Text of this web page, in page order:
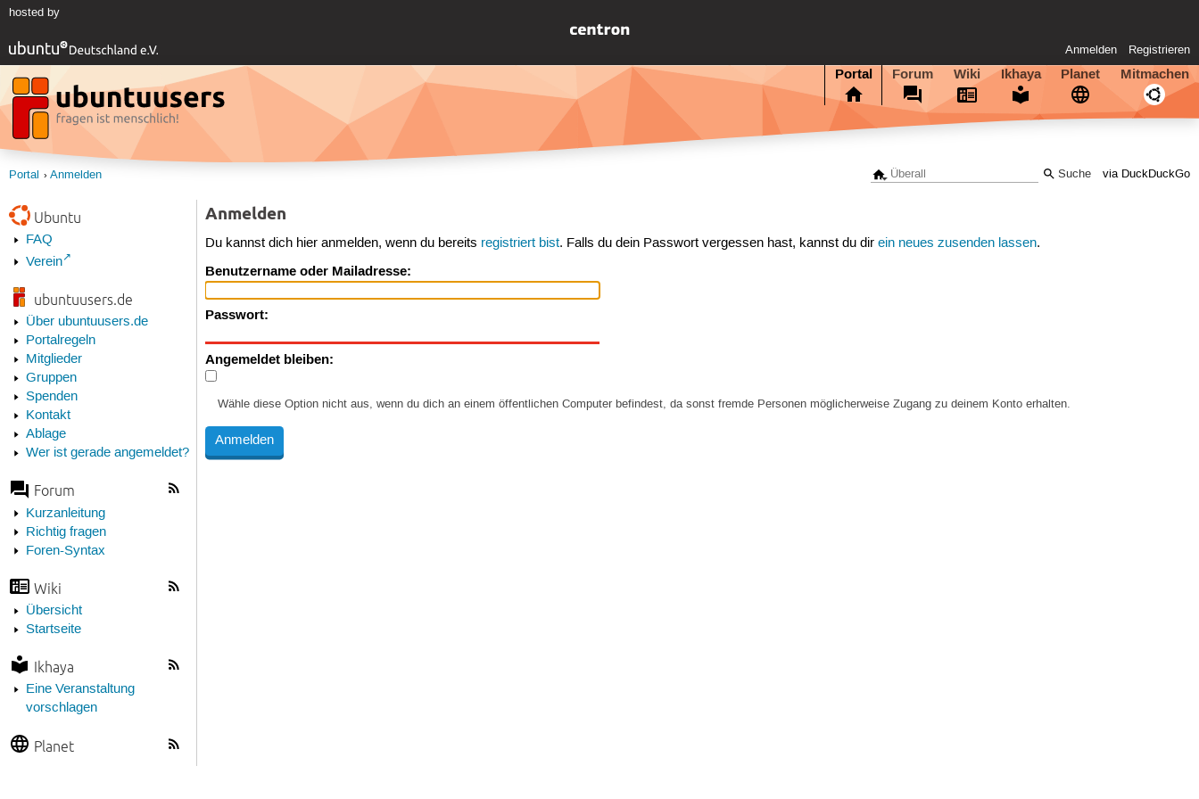
hosted by
Anmelden Registrieren
Portal Forum Wiki Ikhaya Planet Mitmachen
via DuckDuckGo
Portal Anmelden
Ubuntu
FAQ
Verein
ubuntuusers.de
Über ubuntuusers.de
Portalregeln
Mitglieder
Gruppen
Spenden
Kontakt
Ablage
Wer ist gerade angemeldet?
Forum
Kurzanleitung
Richtig fragen
Foren-Syntax
Wiki
Übersicht
Startseite
Ikhaya
Eine Veranstaltung
vorschlagen
Planet
Anmelden
Du kannst dich hier anmelden, wenn du bereits registriert bist. Falls du dein Passwort vergessen hast, kannst du direin neues zusenden lassen.
Benutzername oder Mailadresse:
Passwort:
Angemeldet bleiben:
Wähle diese Option nicht aus, wenn du dich an einem öffentlichen Computer befindest, da sonst fremde Personen möglicherweise Zugang zu deinem Konto erhalten.